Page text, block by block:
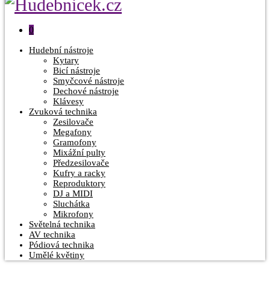
0
Hudební nástroje
Kytary
Bicí nástroje
Smyčcové nástroje
Dechové nástroje
Klávesy
Zvuková technika
Zesilovače
Megafony
Gramofony
Mixážní pulty
Předzesilovače
Kufry a racky
Reproduktory
DJ a MIDI
Sluchátka
Mikrofony
Světelná technika
AV technika
Pódiová technika
Umělé květiny